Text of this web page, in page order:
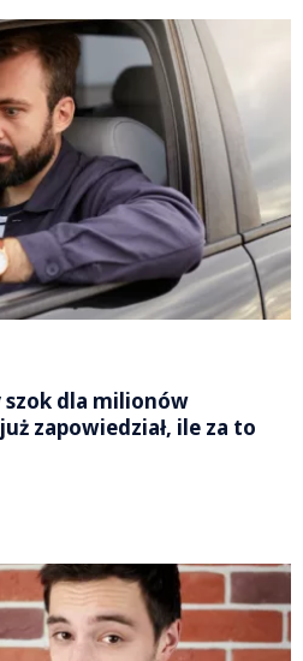
szok dla milionów
zapowiedział, ile za to